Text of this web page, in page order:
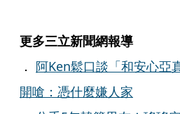
更多三立新聞網報導
． 阿Ken鬆口談「和安心
開嗆：憑什麼嫌人家